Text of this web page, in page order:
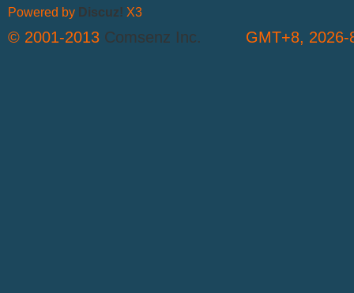
GMT+8, 2026-
Powered by Discuz! X3
© 2001-2013 Comsenz Inc.